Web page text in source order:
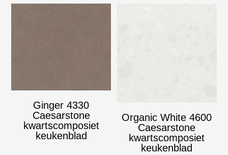
Ginger 4330
Caesarstone
kwartscomposiet
keukenblad
Organic White 4600
Caesarstone
kwartscomposiet
keukenblad